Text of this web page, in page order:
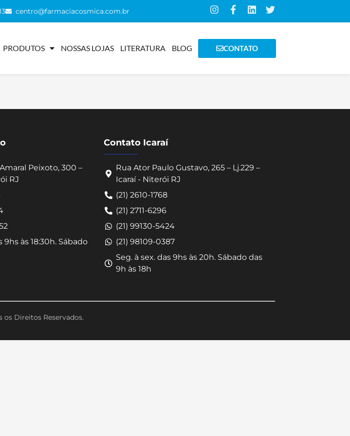
centro@farmaciacosmica.com.br
PRODUTOS NOSSAS LOJAS LITERATURA BLOG CONTATO
Peixoto, 300 –
RJ
9hs às 18:30h. Sábado
Contato Icaraí
Rua Ator Paulo Gustavo, 265 – Lj.229 –
Icaraí - Niterói RJ
(21) 2610-1768
(21) 2711-6296
(21) 99130-5424
(21) 98109-0387
Seg. à sex. das 9hs às 20h. Sábado das
9h às 18h
os Direitos Reservados.